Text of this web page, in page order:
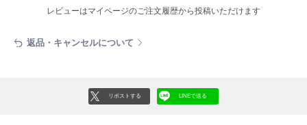
ファーファー
レビューはマイページのご注文履歴から投稿いただけます
返品・キャンセルについて
リポストする LINEで送る